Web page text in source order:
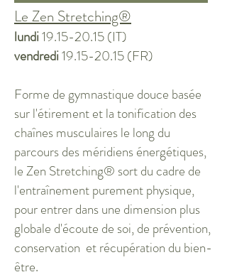
Le Zen Stretching®
lundi19.15-20.15(IT)
vendredi19.15-20.15(FR)
Forme de gymnastique douce basée
sur l'étirement et la tonification des
chaînes musculaires le long du
parcours des méridiens énergétiques,
le Zen Stretching® sort du cadre de
l'entraînement purement physique,
pour entrer dans une dimension plus
globale d'écoute de soi, de prévention,
conservation et récupération du bien-
être.